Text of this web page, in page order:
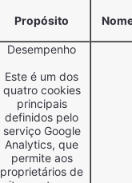
Propósito
Desempenho
Este é um dos
quatro cookies
principais
definidos pelo
serviço Google
Analytics, que
permite aos
proprietários de